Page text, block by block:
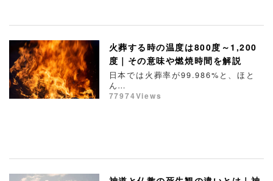
火葬する時の温度は800度～1,200
度｜その意味や燃焼時間を解説
日本では火葬率が99.986%と、ほと
ん…
77974Views